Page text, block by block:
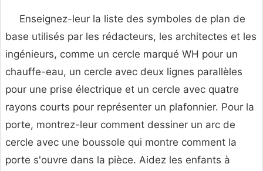
Enseignez-leur la liste des symboles de plan de
base utilisés par les rédacteurs, les architectes et les
ingénieurs, comme un cercle marqué WH pour un
chauffe-eau, un cercle avec deux lignes parallèles
pour une prise électrique et un cercle avec quatre
rayons courts pour représenter un plafonnier. Pour la
porte, montrez-leur comment dessiner un arc de
cercle avec une boussole qui montre comment la
porte s'ouvre dans la pièce. Aidez les enfants à